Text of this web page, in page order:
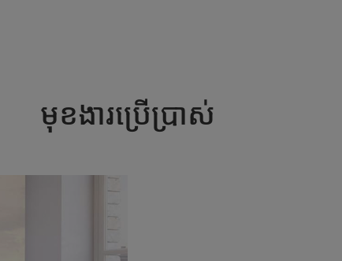
មុខងារប្រើប្រាស់